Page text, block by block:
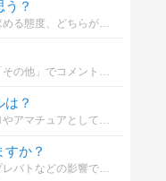
？
？
趣味や応募で詠んでいる人も、プロやアマチュアとして活動している人も、よろしければご参加ください。
か？
ネット句会や大谷選手の俳句や、プレバトなどの影響で、趣味や応募で俳句を詠む人が増え、子どもからシニアまで俳句が広まっているようです。俳句を詠(よ)むとは、自分でオリジナルの俳句を作ることです。